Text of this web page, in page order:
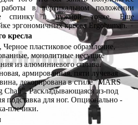
в вертикальном положении
спинку в нужной точке. Еще
эргономичных кресел Ergohuman.
кресла
пластиковое обрамление,
монолитные несущие
из алюминиевого сплава.
армированная, пяти лучевая
декорирована в стиле "MARS
Chair". Раскладывающаяся из-под
подставка для ног. Опционально -
плечики.